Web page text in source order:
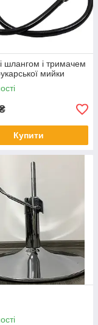
шлангом і тримачем
мийки
Купити